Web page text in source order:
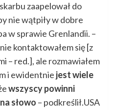
zaapelował do
nie wątpiły w dobre
w sprawie Grenlandii. –
kontaktowałem się [z
– red.], ale rozmawiałem
i ewidentnie jest wiele
wszyscy powinni
słowo – podkreślił.USA